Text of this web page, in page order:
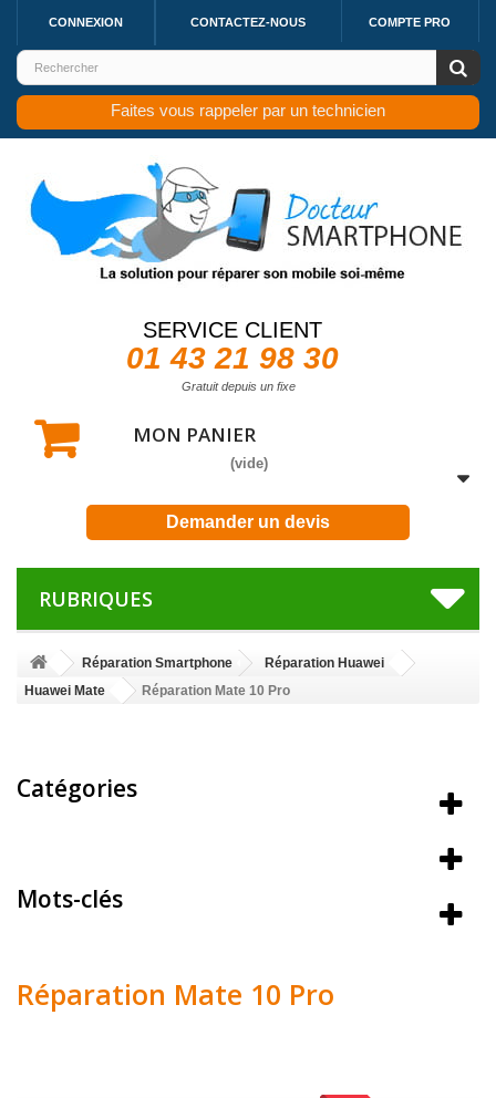
CONNEXION CONTACTEZ-NOUS COMPTE PRO
Faites vous rappeler par un technicien
SERVICE CLIENT
01 43 21 98 30
Gratuit depuis un fixe
MON PANIER
(vide)
Demander un devis
RUBRIQUES
Réparation Smartphone
Réparation Huawei
Huawei Mate
Réparation Mate 10 Pro
Catégories
Mots-clés
Réparation Mate 10 Pro